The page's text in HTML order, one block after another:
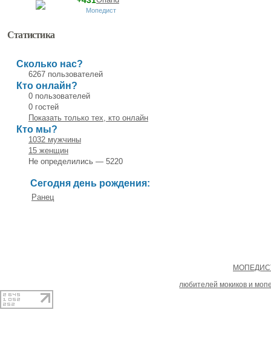
Мопедист
Статистика
Сколько нас?
6267 пользователей
Кто онлайн?
0 пользователей
0 гостей
Показать только тех, кто онлайн
Кто мы?
1032 мужчины
15 женщин
Не определились — 5220
Сегодня день рождения:
Ранец
любителей мокиков и